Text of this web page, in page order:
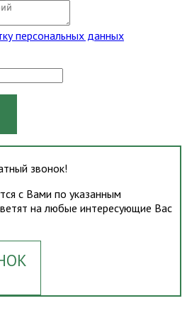
персональных данных
звонок!
с Вами по указанным
на любые интересующие Вас